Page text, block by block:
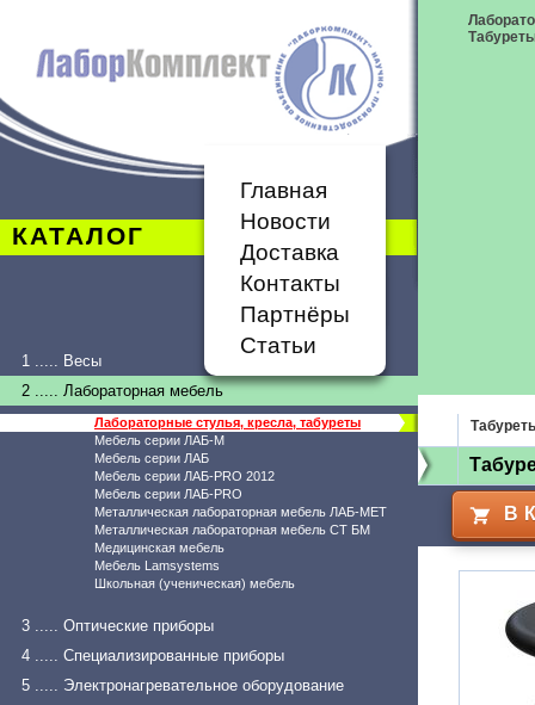
КАТАЛОГ
Главная
Новости
Доставка
Контакты
Партнёры
Статьи
1 ..... Весы
2 ..... Лабораторная мебель
Лабораторные стулья, кресла, табуреты
Мебель серии ЛАБ-М
Мебель серии ЛАБ
Мебель серии ЛАБ-PRO 2012
Мебель серии ЛАБ-PRO
Металлическая лабораторная мебель ЛАБ-МЕТ
Металлическая лабораторная мебель СТ БМ
Медицинская мебель
Мебель Lamsystems
Школьная (ученическая) мебель
3 ..... Оптические приборы
4 ..... Специализированные приборы
5 ..... Электронагревательное оборудование
В